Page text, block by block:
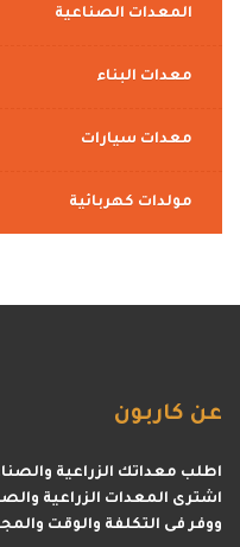
المعدات الصناعية
معدات البناء
معدات سيارات
مولدات كهربائية
عن كاربون
اطلب معداتك الزراعية
اشترى المعدات الزراعية
ووفر فى التكلفة والوقت